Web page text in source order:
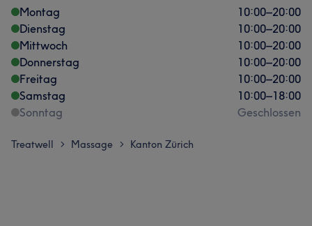
Montag
10:00–20:00
Dienstag
10:00–20:00
Mittwoch
10:00–20:00
Donnerstag
10:00–20:00
Freitag
10:00–20:00
Samstag
10:00–18:00
Sonntag
Geschlossen
Treatwell > Massage > Kanton Zürich